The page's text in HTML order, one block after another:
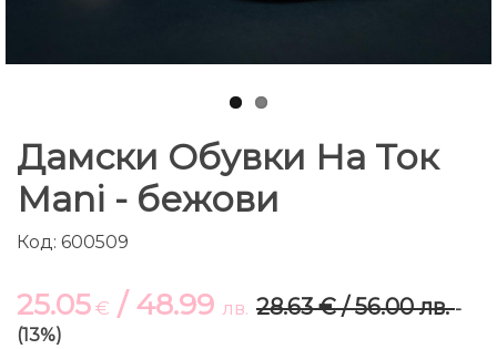
Дамски Обувки На Ток
Mani - бежови
Код: 600509
25.05 € / 48.99 лв. 28.63 € / 56.00 лв.-
(13%)